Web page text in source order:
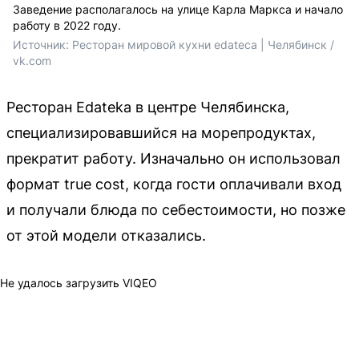
Заведение располагалось на улице Карла Маркса и начало
работу в 2022 году.
Источник:
vk.com
Ресторан Edateka в центре Челябинска,
специализировавшийся на морепродуктах,
прекратит работу. Изначально он использовал
формат true cost, когда гости оплачивали вход
и получали блюда по себестоимости, но позже
от этой модели отказались.
Не удалось загрузить VIQEO